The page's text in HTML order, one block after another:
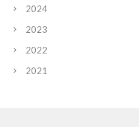
2024
2023
2022
2021